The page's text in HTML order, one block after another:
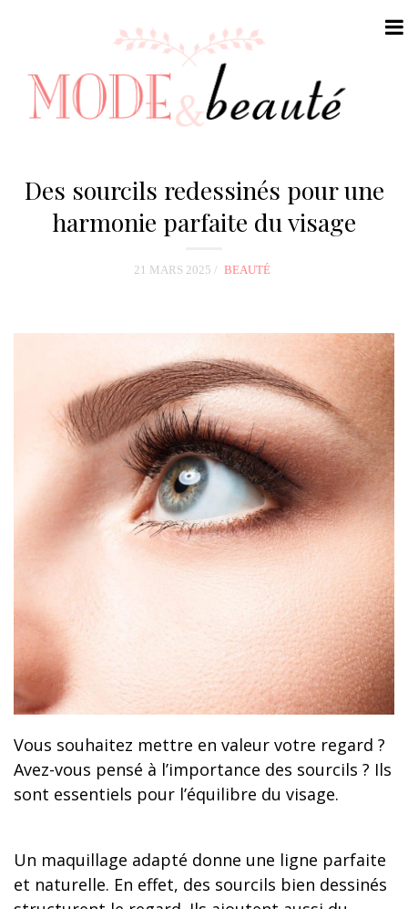
i
Des sourcils redessinés pour une
harmonie parfaite du visage
21 MARS 2025 BEAUTÉ
Vous souhaitez mettre en valeur votre regard ?
Avez-vous pensé à l’importance des sourcils ? Ils
sont essentiels pour l’équilibre du visage.
Un maquillage adapté donne une ligne parfaite
et naturelle. En effet, des sourcils bien dessinés